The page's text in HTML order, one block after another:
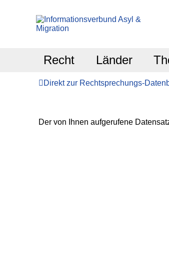
Recht Länder
Direkt zur Rechtsprechungs-
Der von Ihnen aufgerufene